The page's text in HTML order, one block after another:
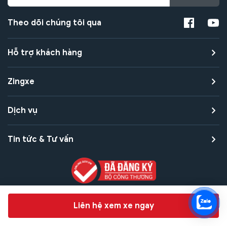
Chat hỗ trợ
Liên hệ xem xe ngay
Theo dõi chúng tôi qua
Hỗ trợ khách hàng
Zingxe
Dịch vụ
Tin tức & Tư vấn
Bảo mật quyền riêng tư
Điều khoản sử dụng